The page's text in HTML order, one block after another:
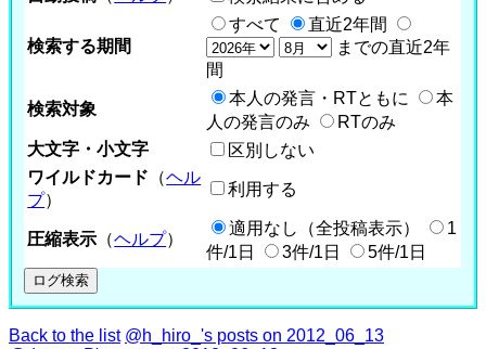
検索する期間
すべて
直近2年間
までの直近2年
間
検索対象
本人の発言・RTともに
本
人の発言のみ
RTのみ
大文字・小文字
区別しない
ワイルドカード （ヘル
プ）
利用する
圧縮表示 （ヘルプ）
適用なし（全投稿表示）
1
件/1日
3件/1日 5件/1日
Back to the list @h_hiro_'s posts on 2012_06_13